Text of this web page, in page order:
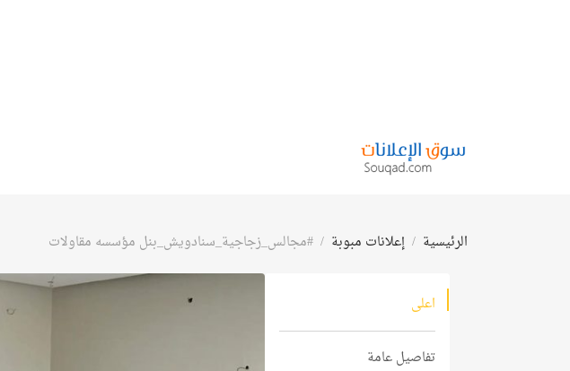
الرئيسية إعلانات مبوبة #مجالس_زجاجية_سنادويش_بنل مؤسسه مقاولات
اعلى
تفاصيل عامة